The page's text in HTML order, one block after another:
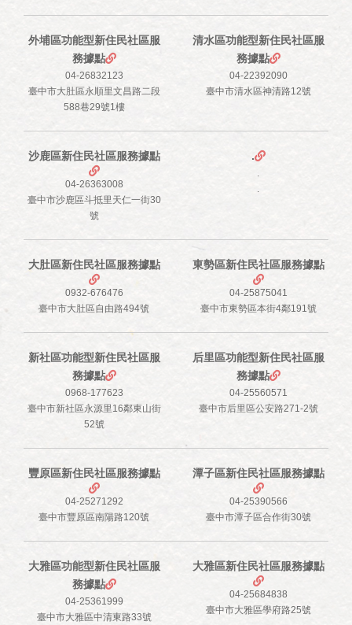
外埔區功能型新住民社區服
務據點
04-26832123
臺中市大肚區永順里文昌路二段
588巷29號1樓
清水區功能型新住民社區服
務據點
04-22392090
臺中市清水區神清路12號
沙鹿區新住民社區服務據點
04-26363008
臺中市沙鹿區斗抵里天仁一街30
號
.
.
.
大肚區新住民社區服務據點
0932-676476
臺中市大肚區自由路494號
東勢區新住民社區服務據點
04-25875041
臺中市東勢區本街4鄰191號
新社區功能型新住民社區服
務據點
0968-177623
臺中市新社區永源里16鄰東山街
52號
后里區功能型新住民社區服
務據點
04-25560571
臺中市后里區公安路271-2號
豐原區新住民社區服務據點
04-25271292
臺中市豐原區南陽路120號
潭子區新住民社區服務據點
04-25390566
臺中市潭子區合作街30號
大雅區功能型新住民社區服
務據點
04-25361999
臺中市大雅區中清東路33號
大雅區新住民社區服務據點
04-25684838
臺中市大雅區學府路25號